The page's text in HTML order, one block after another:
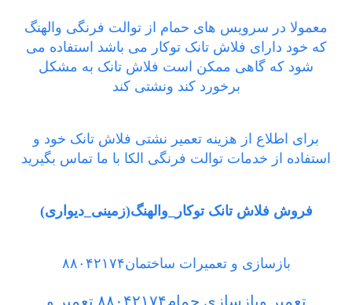
معمولا در سرویس های حمام از توالت فرنگی والهنگ
که خود دارای فلاش تانک توکار می باشد استفاده می
شود که گاهی ممکن است فلاش تانک به مشکل
برخورد کند ونشتی کند
برای اطلاع از هزینه تعمیر نشتی فلاش تانک خود و
استفاده از خدمات توالت فرنگی الکا با ما تماس بگیرید
فروش فلاش تانک توکار_والهنگ(زمینی_دیواری)
بازسازی و تعمیرات ساختمان۸۸۰۴۲۱۷۴
تعمیر وبازسازی حمام۸۸۰۴۲۱۷۴,تعمیر و